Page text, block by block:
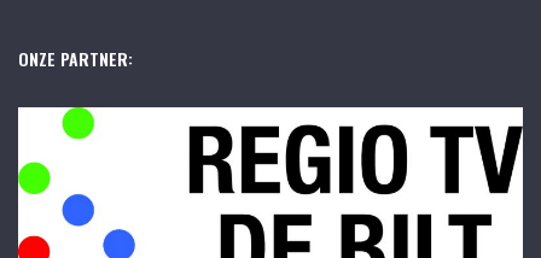
ONZE PARTNER: